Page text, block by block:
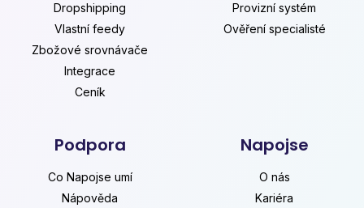
Dropshipping
Vlastní feedy
Zbožové srovnávače
Integrace
Ceník
Provizní systém
Ověření specialisté
Podpora
Co Napojse umí
Nápověda
Napojse
O nás
Kariéra